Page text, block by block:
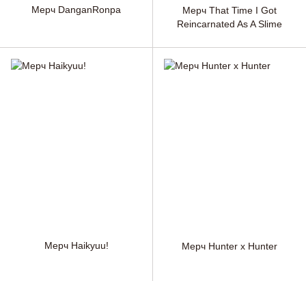
Мерч DanganRonpa
Мерч That Time I Got
Reincarnated As A Slime
Мерч Haikyuu! Мерч Hunter x Hunter